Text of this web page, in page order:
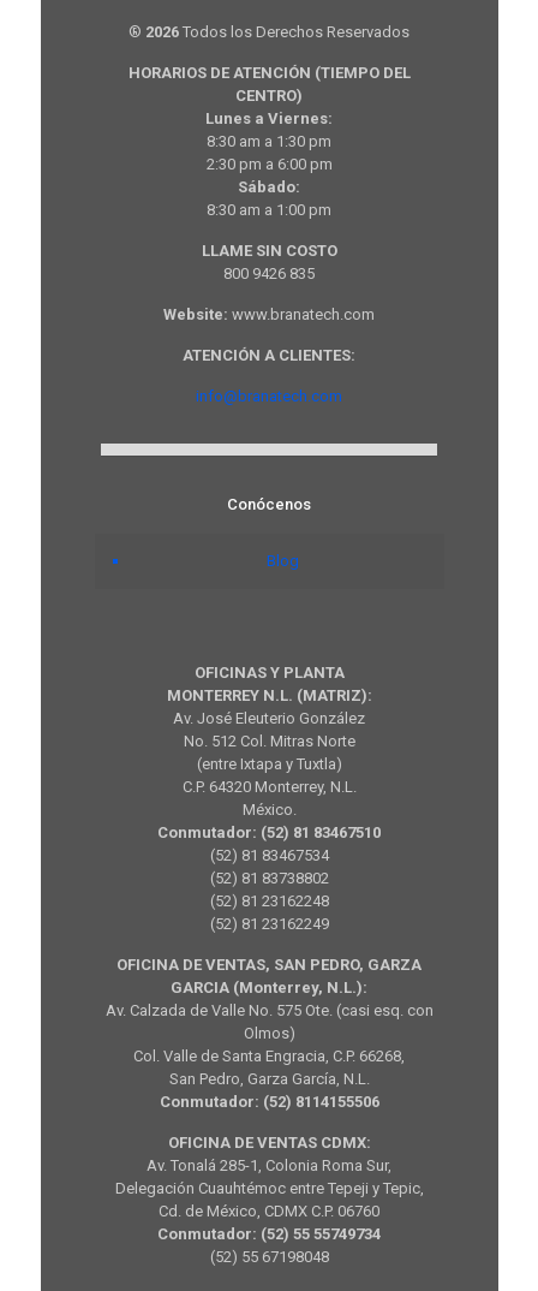
® 2026 Todos los Derechos Reservados
HORARIOS DE ATENCIÓN (TIEMPO DEL
CENTRO)
Lunes a Viernes:
8:30 am a 1:30 pm
2:30 pm a 6:00 pm
Sábado:
8:30 am a 1:00 pm
LLAME SIN COSTO
800 9426 835
Website: www.branatech.com
ATENCIÓN A CLIENTES:
info@branatech.com
Conócenos
Blog
OFICINAS Y PLANTA
MONTERREY N.L. (MATRIZ):
Av. José Eleuterio González
No. 512 Col. Mitras Norte
(entre Ixtapa y Tuxtla)
C.P. 64320 Monterrey, N.L.
México.
Conmutador: (52) 81 83467510
(52) 81 83467534
(52) 81 83738802
(52) 81 23162248
(52) 81 23162249
OFICINA DE VENTAS, SAN PEDRO, GARZA
GARCIA (Monterrey, N.L.):
Av. Calzada de Valle No. 575 Ote. (casi esq. con
Olmos)
Col. Valle de Santa Engracia, C.P. 66268,
San Pedro, Garza García, N.L.
Conmutador: (52) 8114155506
OFICINA DE VENTAS CDMX:
Av. Tonalá 285-1, Colonia Roma Sur,
Delegación Cuauhtémoc entre Tepeji y Tepic,
Cd. de México, CDMX C.P. 06760
Conmutador: (52) 55 55749734
(52) 55 67198048